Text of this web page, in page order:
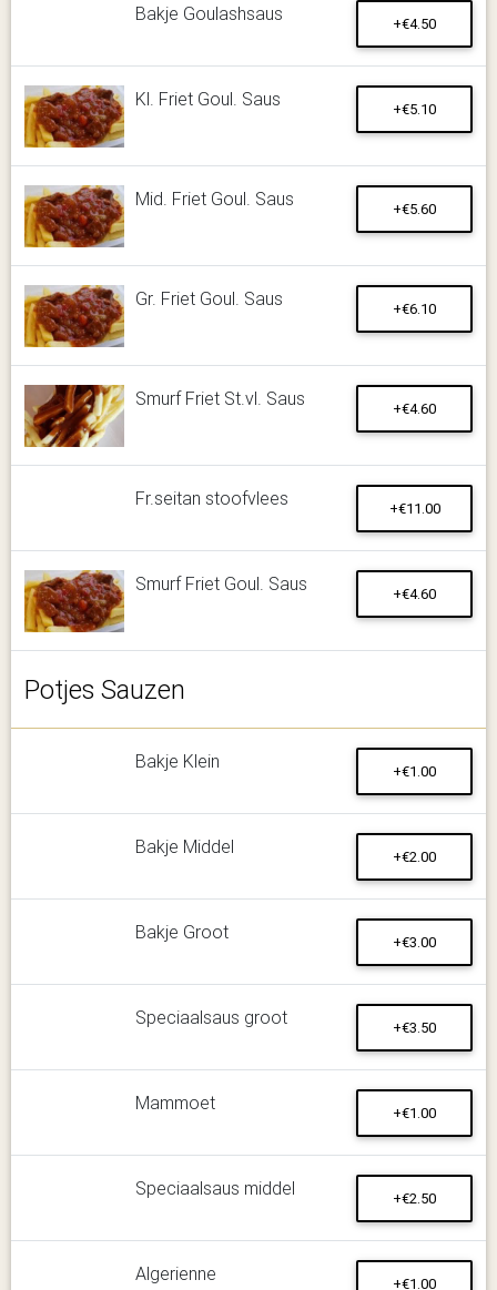
Bakje Goulashsaus +€4.50
Kl. Friet Goul. Saus +€5.10
Mid. Friet Goul. Saus +€5.60
Gr. Friet Goul. Saus +€6.10
Smurf Friet St.vl. Saus +€4.60
Fr.seitan stoofvlees +€11.00
Smurf Friet Goul. Saus +€4.60
Potjes Sauzen
Bakje Klein +€1.00
Bakje Middel +€2.00
Bakje Groot +€3.00
Speciaalsaus groot +€3.50
Mammoet +€1.00
Speciaalsaus middel +€2.50
Algerienne +€1.00